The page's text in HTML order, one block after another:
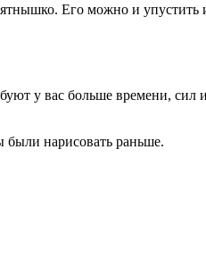
Его можно и упустить и
у вас больше времени,
нарисовать раньше.